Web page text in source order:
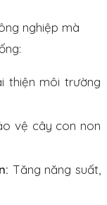
nghiệp mà
thiện môi trường
vệ cây con non
Tăng năng suất,